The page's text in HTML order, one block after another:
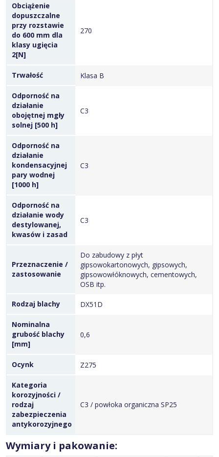
Obciążenie
dopuszczalne
przy rozstawie
do 600 mm dla
klasy ugięcia
2[N]
270
Trwałość Klasa B
Odporność na
działanie
obojętnej mgły
solnej [500 h]
C3
Odporność na
działanie
kondensacyjnej
pary wodnej
[1000 h]
C3
Odporność na
działanie wody
destylowanej,
kwasów i zasad
C3
Przeznaczenie /
zastosowanie
Do zabudowy z płyt
gipsowokartonowych, gipsowych,
gipsowowłóknowych, cementowych,
OSB itp.
Rodzaj blachy DX51D
Nominalna
grubość blachy
[mm]
0,6
Ocynk Z275
Kategoria
korozyjności /
rodzaj
zabezpieczenia
antykorozyjnego
C3 / powłoka organiczna SP25
Wymiary i pakowanie: